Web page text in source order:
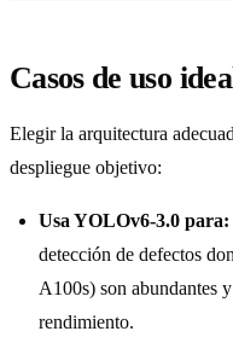
Casos de uso
Elegir la arquitectura
despliegue objetivo:
Usa YOLOv6-3.0 para:
detección de defectos
A100s) son abundantes
rendimiento.